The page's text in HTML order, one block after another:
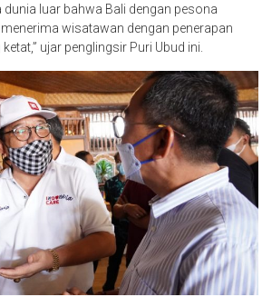
dunia luar bahwa Bali dengan pesona
wisatawan dengan penerapan
ujar penglingsir Puri Ubud ini.